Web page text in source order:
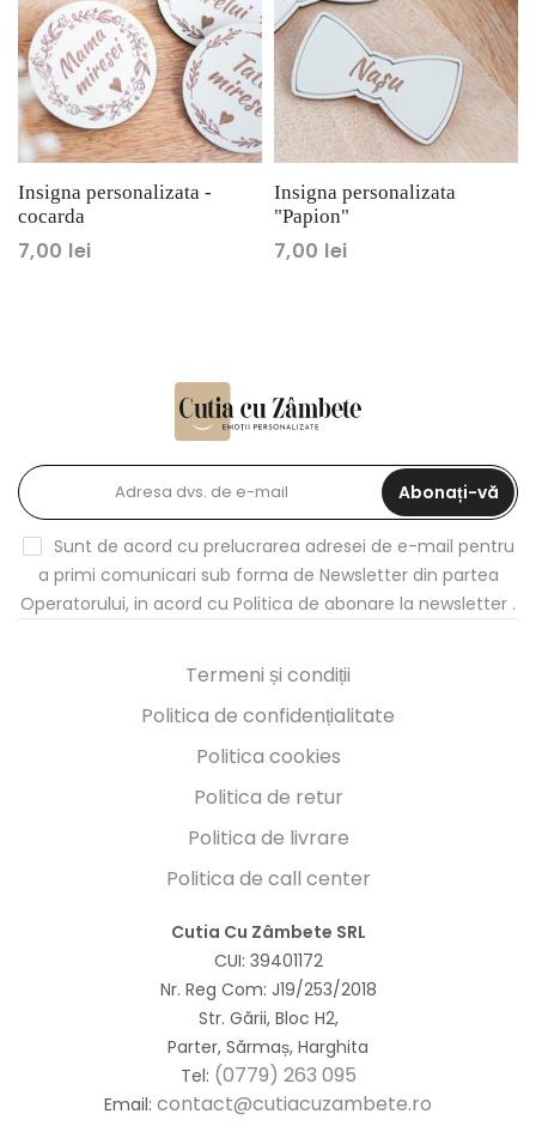
Insigna personalizata -
cocarda
7,00 lei
Insigna personalizata
"Papion"
7,00 lei
Termeni și condiții
Politica de confidențialitate
Politica cookies
Politica de retur
Politica de livrare
Politica de call center
Abonați-vă
Sunt de acord cu prelucrarea adresei de e-mail pentru
a primi comunicari sub forma de Newsletter din partea
Operatorului, in acord cu Politica de abonare la newsletter .
Cutia Cu Zâmbete SRL
CUI: 39401172
Nr. Reg Com: J19/253/2018
Str. Gării, Bloc H2,
Parter, Sărmaș, Harghita
Tel: (0779) 263 095
Email: contact@cutiacuzambete.ro